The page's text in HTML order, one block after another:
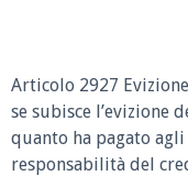
Articolo 2927
se subisce l’evizione
quanto ha pagato
responsabilità del